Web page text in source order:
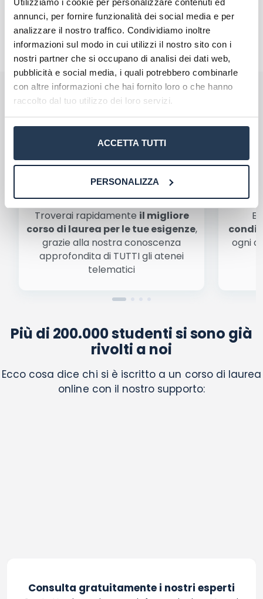
annunci, per fornire funzionalità dei social media e per
analizzare il nostro traffico. Condividiamo inoltre
informazioni sul modo in cui utilizzi il nostro sito con i
nostri partner che si occupano di analisi dei dati web,
pubblicità e social media, i quali potrebbero combinarle
con altre informazioni che hai fornito loro o che hanno
raccolto dal tuo utilizzo dei loro servizi.
ACCETTA TUTTI
PERSONALIZZA
La tua email sarà utilizzata per comunicarti se qualcuno risponde al tuo
commento dai il consenso affinché un cookie salvi i tuoi dati (nome, email)
Ho letto e acconsento l'informativasulla privacy
Acconsento all'uso dei miei dati da parte di terzi
automatizzate o tradizionali
conferma e pubblica
Perché rivolgersi ad AteneiOnline.it:
Scegli il meglio PER TE
Troverai rapidamente il migliore
corso di laurea per le tue esigenze,
grazie alla nostra conoscenza
approfondita di TUTTI gli atenei
telematici
ogni
Più di 200.000 studenti si sono già
rivolti a noi
Ecco cosa dice chi si è iscritto a un corso di laurea
online con il nostro supporto:
Consulta gratuitamente i nostri esperti